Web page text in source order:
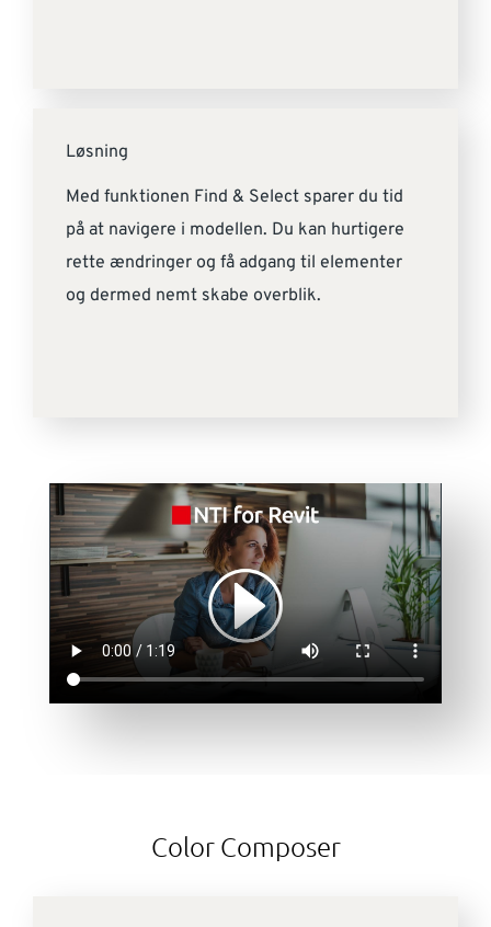
Løsning
Med funktionen Find & Select sparer du tid
på at navigere i modellen. Du kan hurtigere
rette ændringer og få adgang til elementer
og dermed nemt skabe overblik.
Color Composer